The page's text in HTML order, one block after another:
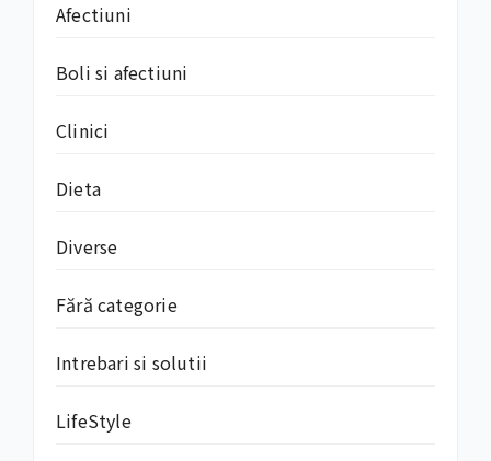
Afectiuni
Boli si afectiuni
Clinici
Dieta
Diverse
Fără categorie
Intrebari si solutii
LifeStyle